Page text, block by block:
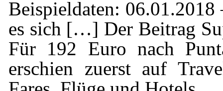
Beispieldaten: 06.01.2018
es sich […] Der Beitrag
Für 192 Euro nach
erschien zuerst auf